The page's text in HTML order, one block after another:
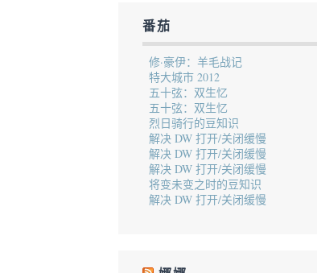
番茄
修·豪伊：羊毛战记
特大城市 2012
五十弦：双生忆
五十弦：双生忆
烈日骑行的豆知识
解决 DW 打开/关闭缓慢
解决 DW 打开/关闭缓慢
解决 DW 打开/关闭缓慢
将变未变之时的豆知识
解决 DW 打开/关闭缓慢